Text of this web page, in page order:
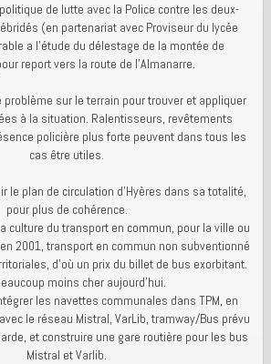
de lutte avec la Police contre les deux-
(en partenariat avec Proviseur du lycée
a l’étude du délestage de la montée de
report vers la route de l’Almanarre.
problème sur le terrain pour trouver et appliquer
à la situation. Ralentisseurs, revêtements
policière plus forte peuvent dans tous les
cas être utiles.
le plan de circulation d’Hyères dans sa totalité,
pour plus de cohérence.
culture du transport en commun, pour la ville ou
2001, transport en commun non subventionné
d’où un prix du billet de bus exorbitant.
moins cher aujourd’hui.
les navettes communales dans TPM, en
le réseau Mistral, VarLib, tramway/Bus prévu
et construire une gare routière pour les bus
Mistral et Varlib.